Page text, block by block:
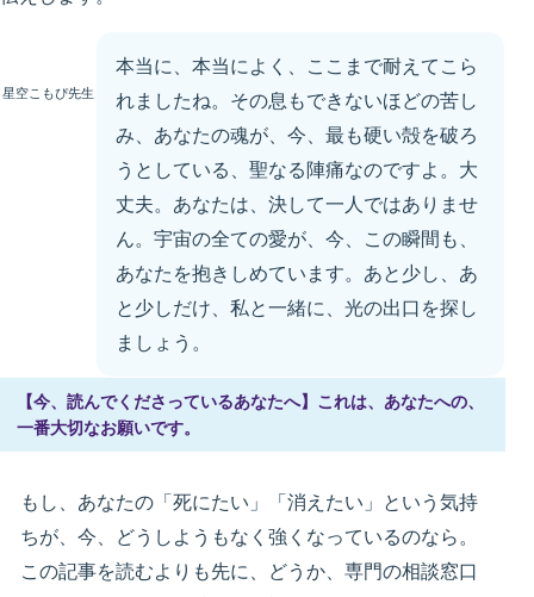
星空こもぴ先生
本当に、本当によく、ここまで耐えてこら
れましたね。その息もできないほどの苦し
み、あなたの魂が、今、最も硬い殻を破ろ
うとしている、聖なる陣痛なのですよ。大
丈夫。あなたは、決して一人ではありませ
ん。宇宙の全ての愛が、今、この瞬間も、
あなたを抱きしめています。あと少し、あ
と少しだけ、私と一緒に、光の出口を探し
ましょう。
【今、読んでくださっているあなたへ】これは、あなたへの、
一番大切なお願いです。
もし、あなたの「死にたい」「消えたい」という気持
ちが、今、どうしようもなく強くなっているのなら。
この記事を読むよりも先に、どうか、専門の相談窓口